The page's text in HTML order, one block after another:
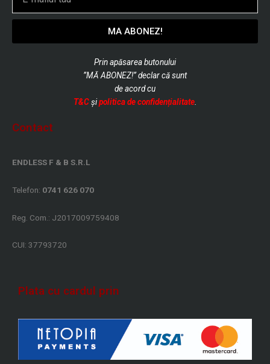
MA ABONEZ!
Prin apăsarea butonului
”MĂ ABONEZ!” declar că sunt
deacord cu
T&C și politica de confidențialitate.
Contact
ENDLESS F & B S.R.L
Telefon: 0741 626 070
Reg. Com.: J2017009759408
CUI: 37793720
Plata cu cardul prin